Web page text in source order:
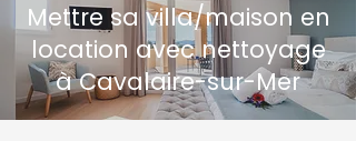
Mettre sa villa/maison en
location avec nettoyage
à Cavalaire-sur-Mer